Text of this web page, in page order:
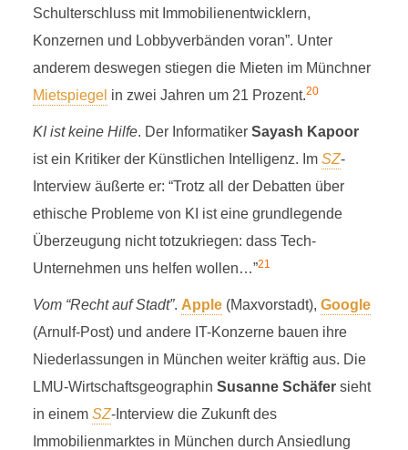
Schulterschluss mit Immobilienentwicklern,
Konzernen und Lobbyverbänden voran”. Unter
anderem deswegen stiegen die Mieten im Münchner
Mietspiegel in zwei Jahren um 21 Prozent.20
KI ist keine Hilfe. Der Informatiker Sayash Kapoor
ist ein Kritiker der Künstlichen Intelligenz. Im SZ-
Interview äußerte er: “Trotz all der Debatten über
ethische Probleme von KI ist eine grundlegende
Überzeugung nicht totzukriegen: dass Tech-
Unternehmen uns helfen wollen…”21
Vom “Recht auf Stadt”. Apple(Maxvorstadt), Google
(Arnulf-Post) und andere IT-Konzerne bauen ihre
Niederlassungen in München weiter kräftig aus. Die
LMU-Wirtschaftsgeographin Susanne Schäfersieht
in einem SZ-Interview die Zukunft des
Immobilienmarktes in München durch Ansiedlung